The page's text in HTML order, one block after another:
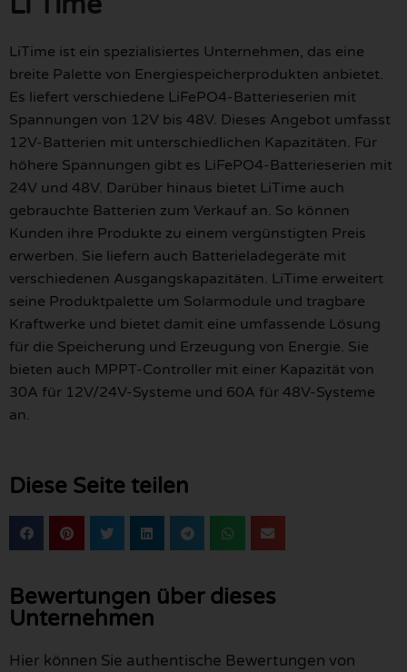
LiTime ist ein spezialisiertes Unternehmen, das eine
breite Palette von Energiespeicherprodukten anbietet.
Es liefert verschiedene LiFePO4-Batterieserien mit
Spannungen von 12V bis 48V. Dieses Angebot umfasst
12V-Batterien mit unterschiedlichen Kapazitäten. Für
höhere Spannungen gibt es LiFePO4-Batterieserien mit
24V und 48V. Darüber hinaus bietet LiTime auch
gebrauchte Batterien zum Verkauf an. So können
Kunden ihre Produkte zu einem vergünstigten Preis
erwerben. Sie liefern auch Batterieladegeräte mit
verschiedenen Ausgangskapazitäten. LiTime erweitert
seine Produktpalette um Solarmodule und tragbare
Kraftwerke und bietet damit eine umfassende Lösung
für die Speicherung und Erzeugung von Energie. Sie
bieten auch MPPT-Controller mit einer Kapazität von
30A für 12V/24V-Systeme und 60A für 48V-Systeme
an.
Diese Seite teilen
Bewertungen über dieses
Unternehmen
Hier können Sie authentische Bewertungen von